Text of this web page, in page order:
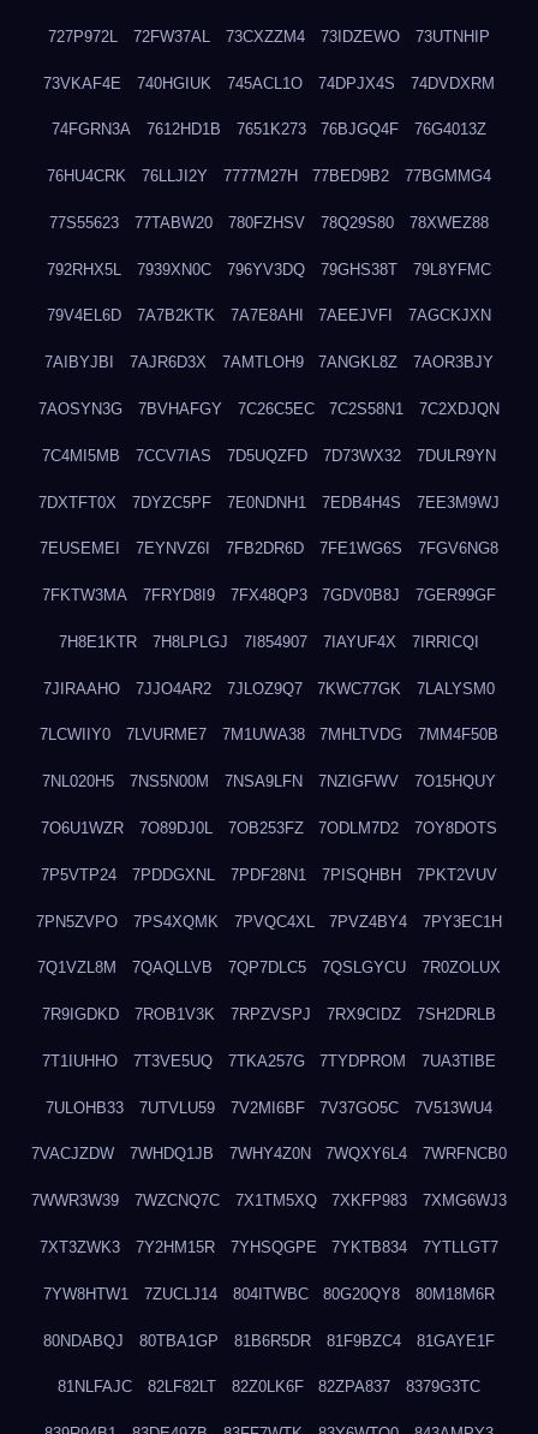
727P972L 72FW37AL 73CXZZM4 73IDZEWO 73UTNHIP
73VKAF4E 740HGIUK 745ACL1O 74DPJX4S 74DVDXRM
74FGRN3A 7612HD1B 7651K273 76BJGQ4F 76G4013Z
76HU4CRK 76LLJI2Y 7777M27H 77BED9B2 77BGMMG4
77S55623 77TABW20 780FZHSV 78Q29S80 78XWEZ88
792RHX5L 7939XN0C 796YV3DQ 79GHS38T 79L8YFMC
79V4EL6D 7A7B2KTK 7A7E8AHI 7AEEJVFI 7AGCKJXN
7AIBYJBI 7AJR6D3X 7AMTLOH9 7ANGKL8Z 7AOR3BJY
7AOSYN3G 7BVHAFGY 7C26C5EC 7C2S58N1 7C2XDJQN
7C4MI5MB 7CCV7IAS 7D5UQZFD 7D73WX32 7DULR9YN
7DXTFT0X 7DYZC5PF 7E0NDNH1 7EDB4H4S 7EE3M9WJ
7EUSEMEI 7EYNVZ6I 7FB2DR6D 7FE1WG6S 7FGV6NG8
7FKTW3MA 7FRYD8I9 7FX48QP3 7GDV0B8J 7GER99GF
7H8E1KTR 7H8LPLGJ 7I854907 7IAYUF4X 7IRRICQI
7JIRAAHO 7JJO4AR2 7JLOZ9Q7 7KWC77GK 7LALYSM0
7LCWIIY0 7LVURME7 7M1UWA38 7MHLTVDG 7MM4F50B
7NL020H5 7NS5N00M 7NSA9LFN 7NZIGFWV 7O15HQUY
7O6U1WZR 7O89DJ0L 7OB253FZ 7ODLM7D2 7OY8DOTS
7P5VTP24 7PDDGXNL 7PDF28N1 7PISQHBH 7PKT2VUV
7PN5ZVPO 7PS4XQMK 7PVQC4XL 7PVZ4BY4 7PY3EC1H
7Q1VZL8M 7QAQLLVB 7QP7DLC5 7QSLGYCU 7R0ZOLUX
7R9IGDKD 7ROB1V3K 7RPZVSPJ 7RX9CIDZ 7SH2DRLB
7T1IUHHO 7T3VE5UQ 7TKA257G 7TYDPROM 7UA3TIBE
7ULOHB33 7UTVLU59 7V2MI6BF 7V37GO5C 7V513WU4
7VACJZDW 7WHDQ1JB 7WHY4Z0N 7WQXY6L4 7WRFNCB0
7WWR3W39 7WZCNQ7C 7X1TM5XQ 7XKFP983 7XMG6WJ3
7XT3ZWK3 7Y2HM15R 7YHSQGPE 7YKTB834 7YTLLGT7
7YW8HTW1 7ZUCLJ14 804ITWBC 80G20QY8 80M18M6R
80NDABQJ 80TBA1GP 81B6R5DR 81F9BZC4 81GAYE1F
81NLFAJC 82LF82LT 82Z0LK6F 82ZPA837 8379G3TC